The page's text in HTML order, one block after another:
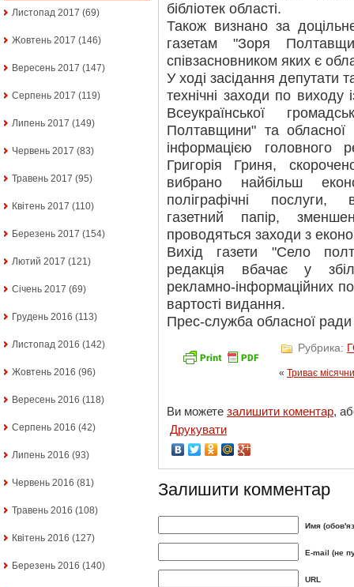
Листопад 2017 (69)
Жовтень 2017 (146)
Вересень 2017 (147)
Серпень 2017 (119)
Липень 2017 (149)
Червень 2017 (83)
Травень 2017 (95)
Квітень 2017 (110)
Березень 2017 (154)
Лютий 2017 (121)
Січень 2017 (69)
Грудень 2016 (113)
Листопад 2016 (142)
Жовтень 2016 (96)
Вересень 2016 (118)
Серпень 2016 (42)
Липень 2016 (93)
Червень 2016 (81)
Травень 2016 (108)
Квітень 2016 (127)
Березень 2016 (140)
бібліотек області.
Також визнано за
газетам "Зоря
співзасновником яких є
У ході засідання депутати
технічні заходи по виходу
Всеукраїнської
Полтавщини" та обласної
інформацією головного
Григорія Гриня,
вибрано найбільш
поліграфічні послуги,
газетний папір,
проводяться заходи з
Вихід газети "Село
редакція вбачає у
рекламно-інформаційних
вартості видання.
Прес-служба обласної ради
Рубрика:
« Триває
Ви можете залишити коментар,
Друкувати
Залишити комментар
Имя
E-mail (не
URL